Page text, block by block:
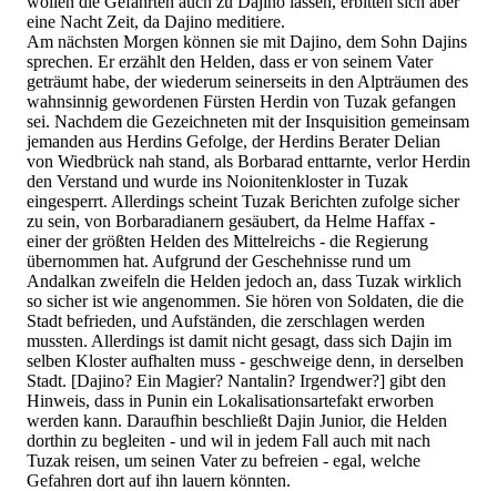
eine Nacht Zeit, da Dajino meditiere.
Am nächsten Morgen können sie mit Dajino, dem Sohn Dajins
sprechen. Er erzählt den Helden, dass er von seinem Vater
geträumt habe, der wiederum seinerseits in den Alpträumen des
wahnsinnig gewordenen Fürsten Herdin von Tuzak gefangen
sei. Nachdem die Gezeichneten mit der Insquisition gemeinsam
jemanden aus Herdins Gefolge, der Herdins Berater Delian
von Wiedbrück nah stand, als Borbarad enttarnte, verlor Herdin
den Verstand und wurde ins Noionitenkloster in Tuzak
eingesperrt. Allerdings scheint Tuzak Berichten zufolge sicher
zu sein, von Borbaradianern gesäubert, da Helme Haffax -
einer der größten Helden des Mittelreichs - die Regierung
übernommen hat. Aufgrund der Geschehnisse rund um
Andalkan zweifeln die Helden jedoch an, dass Tuzak wirklich
so sicher ist wie angenommen. Sie hören von Soldaten, die die
Stadt befrieden, und Aufständen, die zerschlagen werden
mussten. Allerdings ist damit nicht gesagt, dass sich Dajin im
selben Kloster aufhalten muss - geschweige denn, in derselben
Stadt. [Dajino? Ein Magier? Nantalin? Irgendwer?] gibt den
Hinweis, dass in Punin ein Lokalisationsartefakt erworben
werden kann. Daraufhin beschließt Dajin Junior, die Helden
dorthin zu begleiten - und wil in jedem Fall auch mit nach
Tuzak reisen, um seinen Vater zu befreien - egal, welche
Gefahren dort auf ihn lauern könnten.